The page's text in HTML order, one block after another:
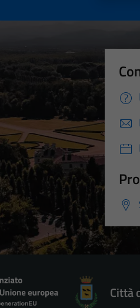
Città